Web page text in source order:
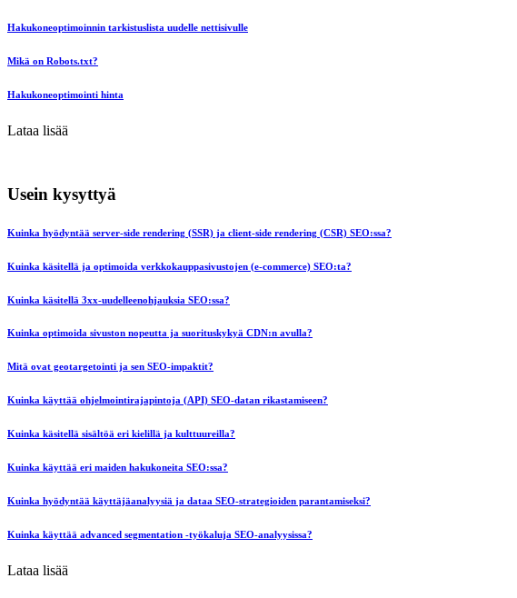
Hakukoneoptimoinnin tarkistuslista uudelle nettisivulle
Mikä on Robots.txt?
Hakukoneoptimointi hinta
Lataa lisää
Usein kysyttyä
Kuinka hyödyntää server-side rendering (SSR) ja client-side rendering (CSR) SEO:ssa?
Kuinka käsitellä ja optimoida verkkokauppasivustojen (e-commerce) SEO:ta?
Kuinka käsitellä 3xx-uudelleenohjauksia SEO:ssa?
Kuinka optimoida sivuston nopeutta ja suorituskykyä CDN:n avulla?
Mitä ovat geotargetointi ja sen SEO-impaktit?
Kuinka käyttää ohjelmointirajapintoja (API) SEO-datan rikastamiseen?
Kuinka käsitellä sisältöä eri kielillä ja kulttuureilla?
Kuinka käyttää eri maiden hakukoneita SEO:ssa?
Kuinka hyödyntää käyttäjäanalyysiä ja dataa SEO-strategioiden parantamiseksi?
Kuinka käyttää advanced segmentation -työkaluja SEO-analyysissa?
Lataa lisää